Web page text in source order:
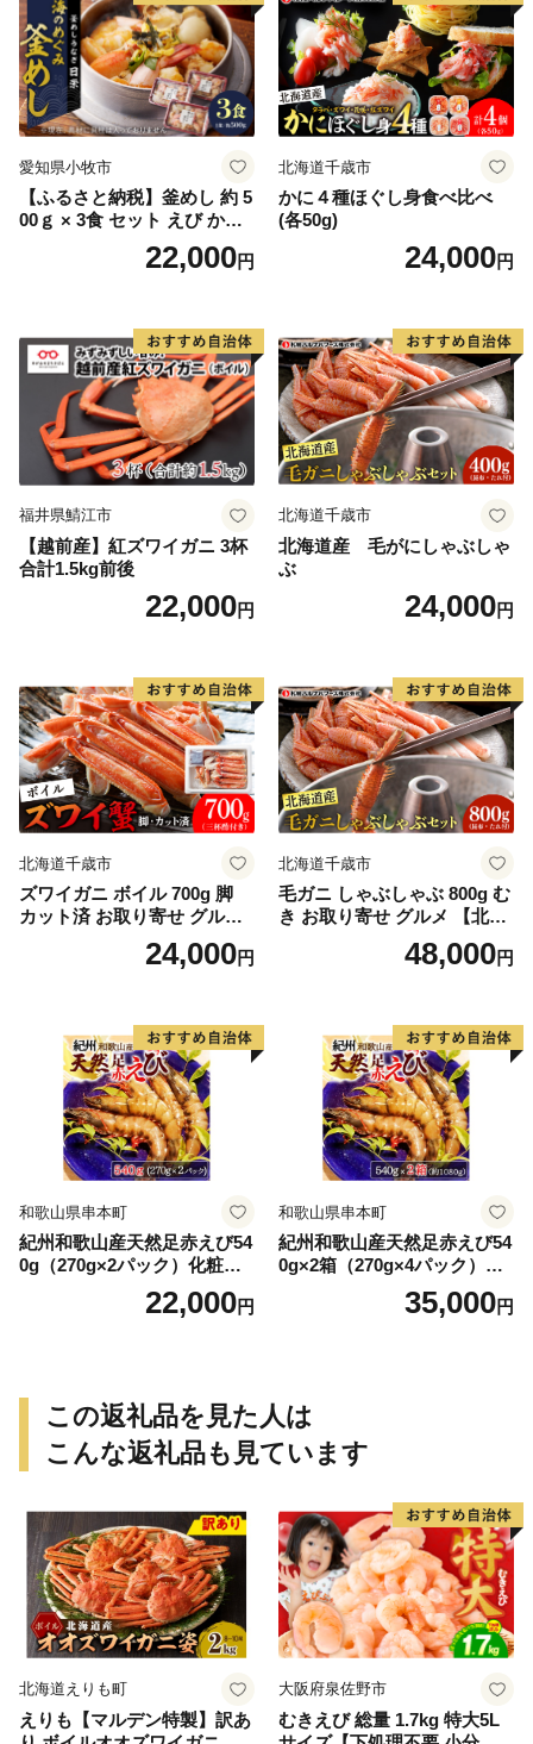
愛知県小牧市
【ふるさと納税】釜めし 約 5
00ｇ × 3食 セット えび かに
海のめぐみ 老舗 急速冷凍 レ
ンチン 時短 簡単調理 食品 加
せグルメ 愛知県 小牧市 送料
無料
22,000円
北海道千歳市
かに４種ほぐし身食べ比べ
(各50g)
24,000円
福井県鯖江市
【越前産】紅ズワイガニ 3杯
合計1.5kg前後
22,000円
北海道千歳市
北海道産 毛がにしゃぶしゃ
ぶ
24,000円
北海道千歳市
ズワイガニ ボイル 700g 脚
カット済 お取り寄せ グルメ
【北海道】【札幌バルナバフ
24,000円
北海道千歳市
毛ガニ しゃぶしゃぶ 800g む
き お取り寄せ グルメ 【北海
道】【札幌バルナバフーズ】
48,000円
和歌山県串本町
紀州和歌山産天然足赤えび54
0g（270g×2パック）化粧箱
入 ※2026年12月上旬〜2027
年2月上旬頃順次発送予定
22,000円
和歌山県串本町
紀州和歌山産天然足赤えび54
0g×2箱（270g×4パック）化
粧箱入 ※2026年12月上旬〜2
027年2月上旬頃順次発送予定
ず【uot773A】
35,000円
この返礼品を見た人は
こんな返礼品も見ています
北海道えりも町
えりも【マルデン特製】訳あ
大阪府泉佐野市
むきえび 総量 1.7kg 特大5L